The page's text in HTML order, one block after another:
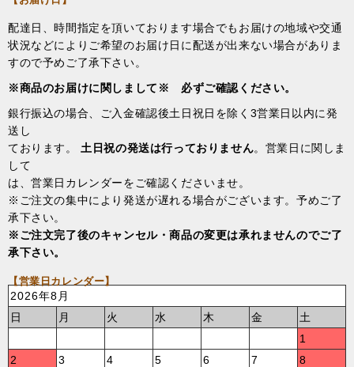
配達日、時間指定を頂いております場合でもお届けの地域や交通
状況などによりご希望のお届け日に配送が出来ない場合がありま
すので予めご了承下さい。
※商品のお届けに関しまして※ 必ずご確認ください。
銀行振込の場合、ご入金確認後土日祝日を除く3営業日以内に発
送し
ております。土日祝の発送は行っておりません。営業日に関しま
して
は、営業日カレンダーをご確認くださいませ。
※ご注文の集中により発送が遅れる場合がございます。予めご了
承下さい。
※ご注文完了後のキャンセル・商品の変更は承れませんのでご了
承下さい。
【営業日カレンダー】
2026年8月
日
月 火 水 木 金
土
1
2
3 4 5 6 7
8